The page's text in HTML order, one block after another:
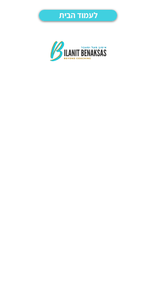
לעמוד הבית